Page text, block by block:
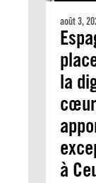
août 3,
la
à